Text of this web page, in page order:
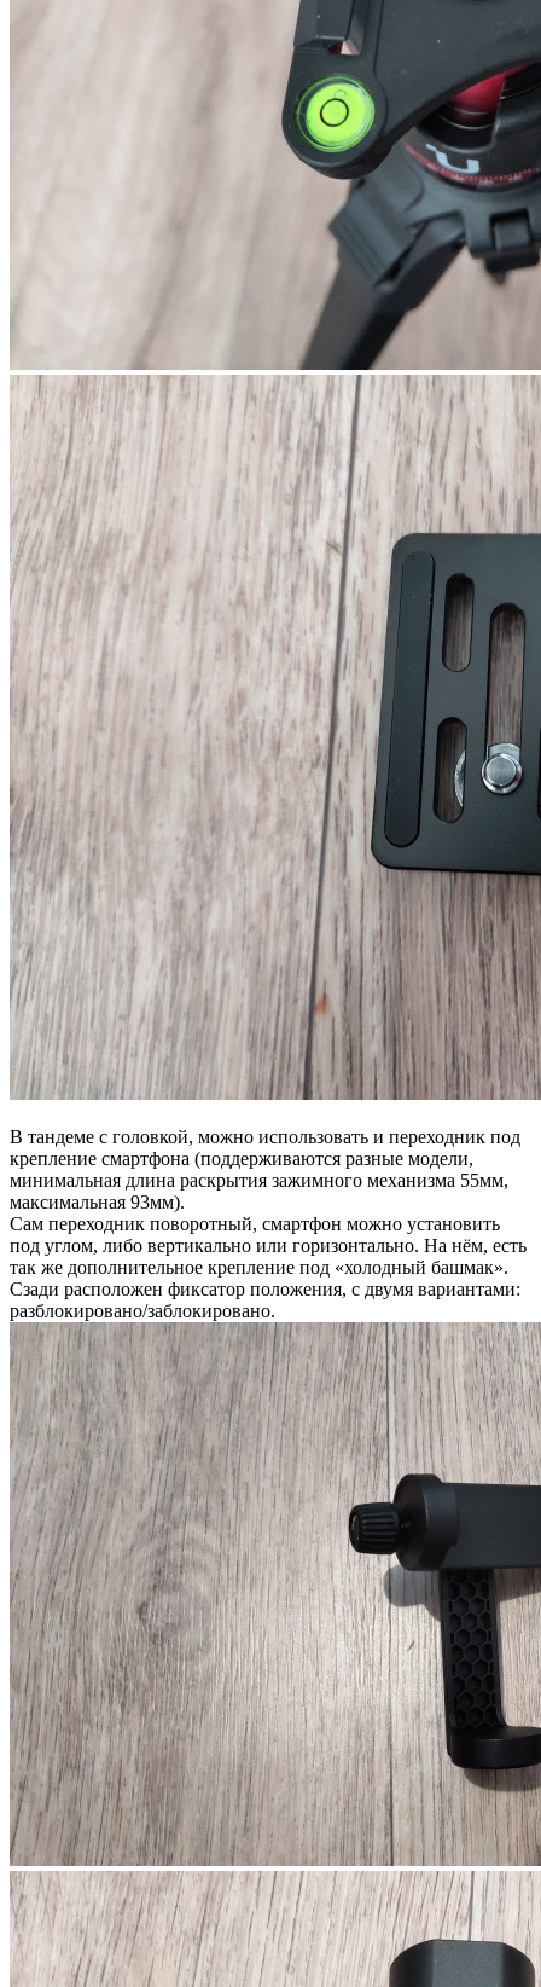
В тандеме с головкой, можно использовать и переходник под
крепление смартфона (поддерживаются разные модели,
минимальная длина раскрытия зажимного механизма 55мм,
максимальная 93мм).
Сам переходник поворотный, смартфон можно установить
под углом, либо вертикально или горизонтально. На нём, есть
так же дополнительное крепление под «холодный башмак».
Сзади расположен фиксатор положения, с двумя вариантами:
разблокировано/заблокировано.